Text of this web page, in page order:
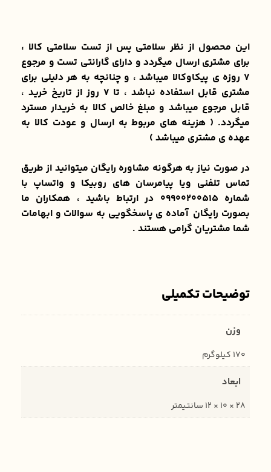
این محصول از نظر سلامتی پس از تست سلامتی کالا ،
برای مشتری ارسال میگردد و دارای گارانتی تست و مرجوع
۷ روزه ی پیکاوکالا میباشد ، و چنانچه به هر دلیلی برای
مشتری قابل استفاده نباشد ، تا ۷ روز از تاریخ خرید ،
قابل مرجوع میباشد و مبلغ خالص کالا به خریدار مسترد
میگردد. ( هزینه های مربوط به ارسال و عودت کالا به
عهده ی مشتری میباشد )
در صورت نیاز به هرگونه مشاوره رایگان میتوانید از طریق
تماس تلفنی ویا پیامرسان های روبیکا و واتساپ با
شماره 09900200515 در ارتباط باشید ، همکاران ما
بصورت رایگان آماده ی پاسخگویی به سوالات و ابهامات
شما مشتریان گرامی هستند .
توضیحات تکمیلی
وزن
170 کیلوگرم
ابعاد
28 × 10 × 12 سانتیمتر